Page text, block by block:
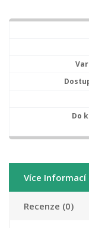
Více Informací
Recenze (0)